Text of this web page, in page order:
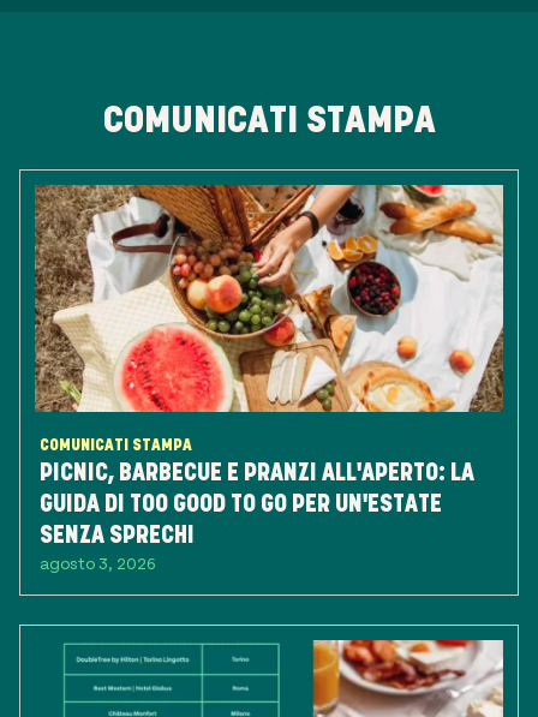
COMUNICATI STAMPA
COMUNICATI STAMPA
PICNIC, BARBECUE E PRANZI ALL'APERTO: LA
GUIDA DI TOO GOOD TO GO PER UN'ESTATE
SENZA SPRECHI
agosto 3, 2026